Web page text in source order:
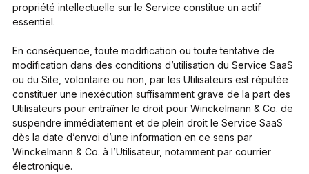
propriété intellectuelle sur le Service constitue un actif
essentiel.
En conséquence, toute modification ou toute tentative de
modification dans des conditions d’utilisation du Service SaaS
ou du Site, volontaire ou non, par les Utilisateurs est réputée
constituer une inexécution suffisamment grave de la part des
Utilisateurs pour entraîner le droit pour Winckelmann & Co. de
suspendre immédiatement et de plein droit le Service SaaS
dès la date d’envoi d’une information en ce sens par
Winckelmann & Co. à l’Utilisateur, notamment par courrier
électronique.